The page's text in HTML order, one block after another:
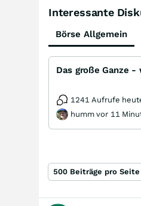
Interessante
Börse Allgemein
1241 Aufrufe
humm vor 11
500 Beiträge pro Seite